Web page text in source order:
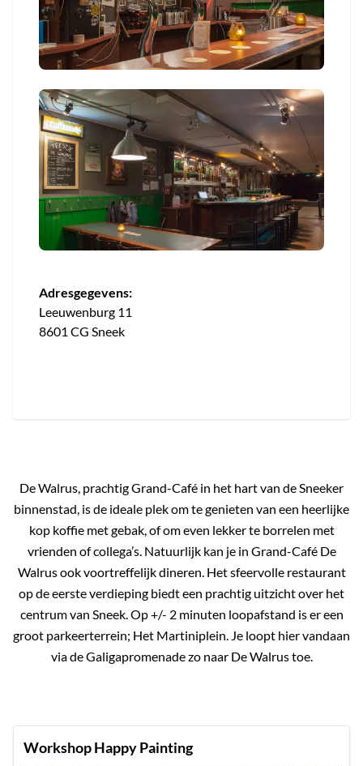
Adresgegevens:
Leeuwenburg 11
8601 CG Sneek
De Walrus, prachtig Grand-Café in het hart van de Sneeker
binnenstad, is de ideale plek om te genieten van een heerlijke
kop koffie met gebak, of om even lekker te borrelen met
vrienden of collega’s. Natuurlijk kan je in Grand-Café De
Walrus ook voortreffelijk dineren. Het sfeervolle restaurant
op de eerste verdieping biedt een prachtig uitzicht over het
centrum van Sneek. Op +/- 2 minuten loopafstand is er een
groot parkeerterrein; Het Martiniplein. Je loopt hier vandaan
via de Galigapromenade zo naar De Walrus toe.
Workshop Happy Painting